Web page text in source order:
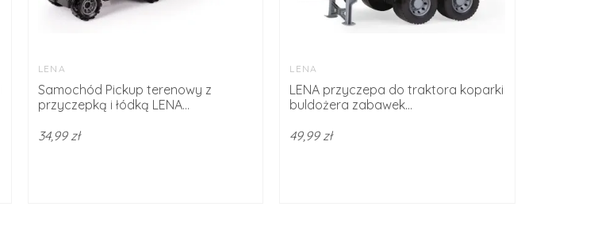
LENA
Samochód Pickup terenowy z
przyczepką i łódką LENA...
34,99 zł
LENA
LENA przyczepa do traktora koparki
buldożera zabawek...
49,99 zł